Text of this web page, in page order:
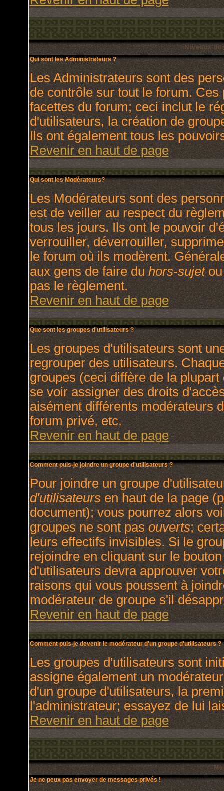
Niveaux
Qui sont les Administrateurs ?
Les Administrateurs sont des
de contrôle sur tout le forum.
facettes du forum; ceci inclut le
d'utilisateurs, la création de
Ils ont également tous les
Revenir en haut de page
Qui sont les Modérateurs?
Les Modérateurs sont des
est de veiller au respect du
tous les jours. Ils ont le pouvoir
verrouiller, déverrouiller,
le forum où ils modèrent.
aux gens de faire duhors-sujetou
pas le règlement.
Revenir en haut de page
Que sont les groupes d'utilisateurs ?
Les groupes d'utilisateurs sont
regrouper des utilisateurs.
groupes (ceci diffère de la
se voir assigner des droits
aisément différents modérateurs
forum privé, etc.
Revenir en haut de page
Comment puis-je joindre un groupe d'utilisateurs ?
Pour joindre un groupe
d'utilisateursen haut de la page
document); vous pourrez alors
groupes ne sont pasouverts;
leurs effectifs invisibles. Si le
rejoindre en cliquant sur le
d'utilisateurs devra approuver
raisons qui vous poussent à
modérateur de groupe s'il
Revenir en haut de page
Comment puis-je devenir le modérateur d'un groupe d'utilisateurs ?
Les groupes d'utilisateurs sont
assigne également un
d'un groupe d'utilisateurs, la
l'administrateur; essayez de lui
Revenir en haut de page
Je ne peux pas envoyer de messages privés !